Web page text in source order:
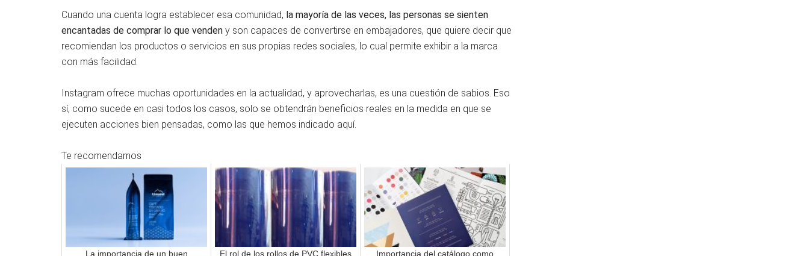
Cuando una cuenta logra establecer esa comunidad, la mayoría de las veces, las personas se sienten
encantadas de comprar lo que venden y son capaces de convertirse en embajadores, que quiere decir que
recomiendan los productos o servicios en sus propias redes sociales, lo cual permite exhibir a la marca
con más facilidad.
Instagram ofrece muchas oportunidades en la actualidad, y aprovecharlas, es una cuestión de sabios. Eso
sí, como sucede en casi todos los casos, solo se obtendrán beneficios reales en la medida en que se
ejecuten acciones bien pensadas, como las que hemos indicado aquí.
Te recomendamos
La importancia de un buen El rol de los rollos de PVC flexibles Importancia del catálogo como